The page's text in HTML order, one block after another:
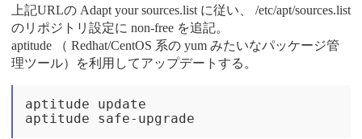
上記URLの Adapt your sources.list に従い、 /etc/apt/sources.list
のリポジトリ設定に non-free を追記。
aptitude （ Redhat/CentOS 系の yum みたいなパッケージ管
理ツール）を利用してアップデートする。
aptitude update